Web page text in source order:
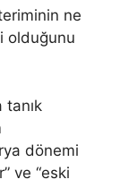
ne
olduğunu
dönemi
ve “eski